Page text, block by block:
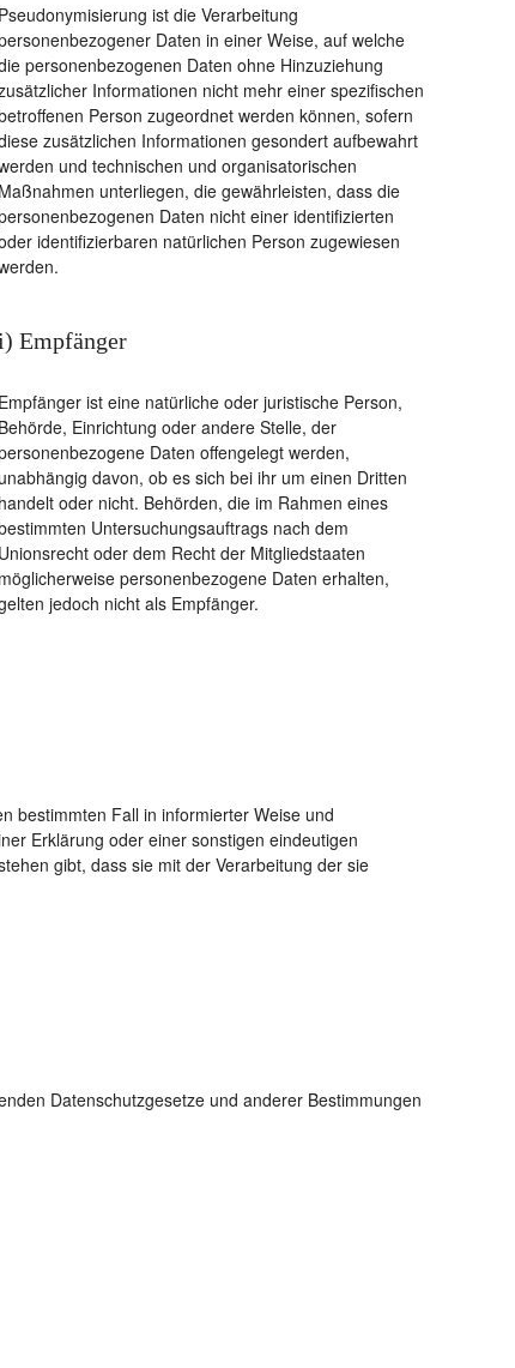
Pseudonymisierung ist die Verarbeitung
Daten in einer Weise, auf welche
personenbezogenen Daten ohne Hinzuziehung
Informationen nicht mehr einer spezifischen
Person zugeordnet werden können, sofern
zusätzlichen Informationen gesondert aufbewahrt
und technischen und organisatorischen
Maßnahmen unterliegen, die gewährleisten, dass die
Daten nicht einer identifizierten
identifizierbaren natürlichen Person zugewiesen
Empfänger
Empfänger ist eine natürliche oder juristische Person,
Behörde, Einrichtung oder andere Stelle, der
Daten offengelegt werden,
unabhängig davon, ob es sich bei ihr um einen Dritten
handelt oder nicht. Behörden, die im Rahmen eines
Untersuchungsauftrags nach dem
Unionsrecht oder dem Recht der Mitgliedstaaten
möglicherweise personenbezogene Daten erhalten,
jedoch nicht als Empfänger.
bestimmten Fall in informierter Weise und
Erklärung oder einer sonstigen eindeutigen
gibt, dass sie mit der Verarbeitung der sie
Datenschutzgesetze und anderer Bestimmungen